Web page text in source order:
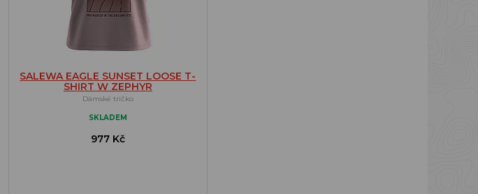
SALEWA EAGLE SUNSET LOOSE T-
SHIRT W ZEPHYR
Dámské tričko
SKLADEM
977 Kč